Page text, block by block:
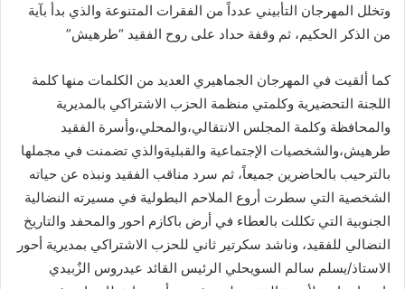
وتخلل المهرجان التأبيني عدداً من الفقرات المتنوعة والذي بدأ بآية
من الذكر الحكيم، ثم وقفة حداد على روح الفقيد “طرهيش”
كما ألقيت في المهرجان الجماهيري العديد من الكلمات منها كلمة
اللجنة التحضيرية وكلمتي منظمة الحزب الاشتراكي بالمديرية
والمحافظة وكلمة المجلس الانتقالي،والمحلي،وأسرة الفقيد
طرهيش،والشخصيات الإجتماعية والقبليةوالذي تضمنت في مجملها
بالترحيب بالحاضرين جميعاً، ثم سرد مناقب الفقيد ونبذه عن حياته
الشخصية التي سطرت أروع الملاحم البطولية في مسيرته النضالية
الجنوبية التي تكللت بالعطاء في أرض باكازم احور والمحفد والتاريخ
النضالي للفقيد، وناشد سكرتير ثاني للحزب الاشتراكي بمديرية أحور
الاستاذ/يسلم سالم السويحلي الرئيس القائد عيدروس الزٌبيدي